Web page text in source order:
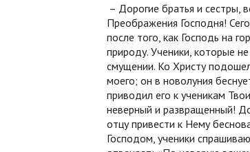
– Дорогие братья и сестры,
Преображения Господня!
после того, как Господь на
природу. Ученики, которые
смущении. Ко Христу
моего; он в новолуния
приводил его к ученикам
неверный и развращенный!
отцу привести к Нему
Господом, ученики